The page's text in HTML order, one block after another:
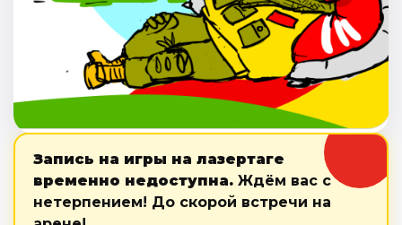
Запись на игры на лазертаге
временно недоступна. Ждём вас с
нетерпением! До скорой встречи на